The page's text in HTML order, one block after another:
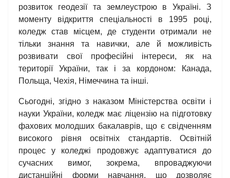
розвиток геодезії та землеустрою в Україні. З
моменту відкриття спеціальності в 1995 році,
коледж став місцем, де студенти отримали не
тільки знання та навички, але й можливість
розвивати свої професійні інтереси, як на
території України, так і за кордоном: Канада,
Польща, Чехія, Німеччина та інші.
Сьогодні, згідно з наказом Міністерства освіти і
науки України, коледж має ліцензію на підготовку
фахових молодших бакалаврів, що є свідченням
високого рівня освітніх стандартів. Освітній
процес у коледжі продовжує адаптуватися до
сучасних вимог, зокрема, впроваджуючи
дистанційні форми навчання, що дозволяє